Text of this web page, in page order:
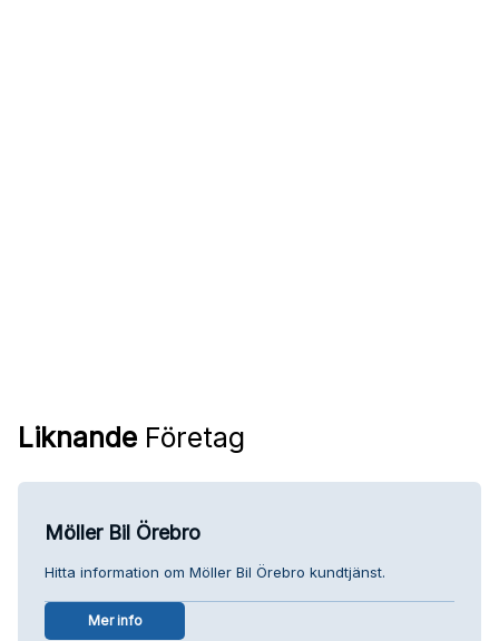
Liknande Företag
Möller Bil Örebro
Hitta information om Möller Bil Örebro kundtjänst.
Mer info